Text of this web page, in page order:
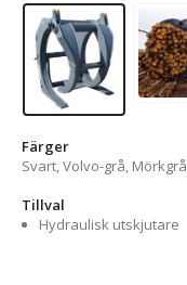
Färger
Svart, Volvo-grå, Mörkgrå
Tillval
Hydraulisk utskjutare